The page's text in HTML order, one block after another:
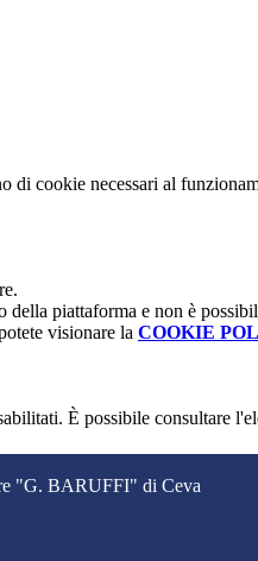
di cookie necessari al
della piattaforma e non è
visionare la COOKIE
È possibile consultare
"G. BARUFFI" di Ceva